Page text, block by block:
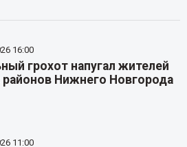
16:00
грохот напугал жителей
районов Нижнего Новгорода
11:00